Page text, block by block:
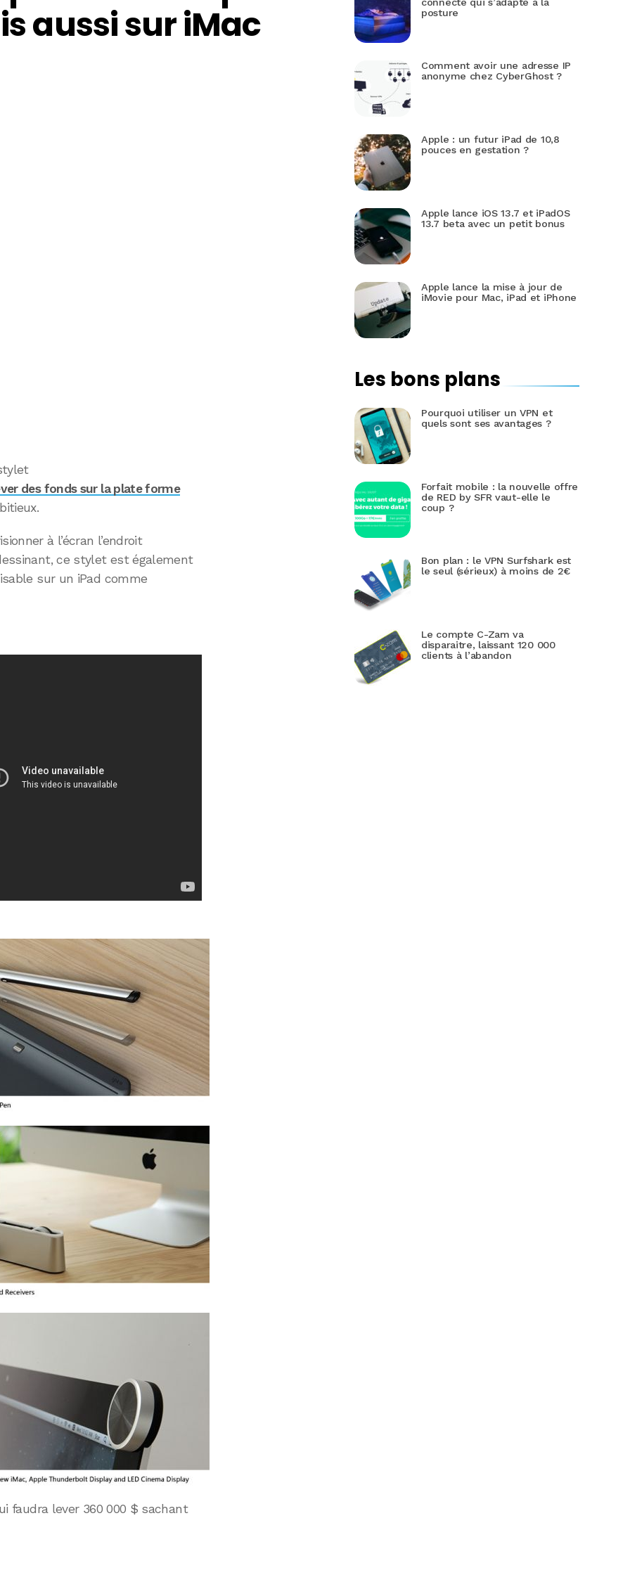
aussi sur iMac
des fonds sur la plate forme
à l’écran l’endroit
ce stylet est également
sur un iPad comme
faudra lever 360 000 $ sachant
posture
Comment avoir une adresse IP
anonyme chez CyberGhost ?
Apple : un futur iPad de 10,8
pouces en gestation ?
Apple lance iOS 13.7 et iPadOS
13.7 beta avec un petit bonus
Apple lance la mise à jour de
iMovie pour Mac, iPad et iPhone
Les bons plans
Pourquoi utiliser un VPN et
quels sont ses avantages ?
Forfait mobile : la nouvelle offre
de RED by SFR vaut-elle le
coup ?
Bon plan : le VPN Surfshark est
le seul (sérieux) à moins de 2€
Le compte C-Zam va
disparaitre, laissant 120 000
clients à l’abandon